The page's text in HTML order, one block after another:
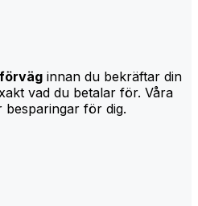
innan du bekräftar din
vad du betalar för. Våra
besparingar för dig.